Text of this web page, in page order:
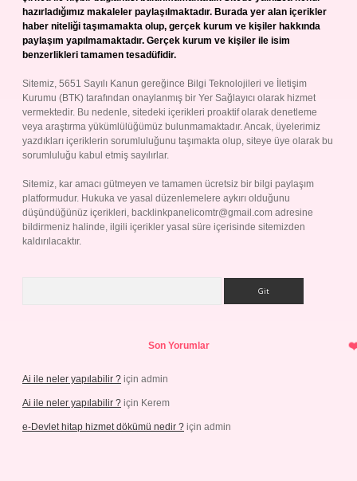
hazırladığımız makaleler paylaşılmaktadır. Burada yer alan içerikler
haber niteliği taşımamakta olup, gerçek kurum ve kişiler hakkında
paylaşım yapılmamaktadır. Gerçek kurum ve kişiler ile isim
benzerlikleri tamamen tesadüfidir.
Sitemiz, 5651 Sayılı Kanun gereğince Bilgi Teknolojileri ve İletişim
Kurumu (BTK) tarafından onaylanmış bir Yer Sağlayıcı olarak hizmet
vermektedir. Bu nedenle, sitedeki içerikleri proaktif olarak denetleme
veya araştırma yükümlülüğümüz bulunmamaktadır. Ancak, üyelerimiz
yazdıkları içeriklerin sorumluluğunu taşımakta olup, siteye üye olarak bu
sorumluluğu kabul etmiş sayılırlar.
Sitemiz, kar amacı gütmeyen ve tamamen ücretsiz bir bilgi paylaşım
platformudur. Hukuka ve yasal düzenlemelere aykırı olduğunu
düşündüğünüz içerikleri, backlinkpanelicomtr@gmail.com adresine
bildirmeniz halinde, ilgili içerikler yasal süre içerisinde sitemizden
kaldırılacaktır.
Son Yorumlar
Ai ile neler yapılabilir ? için admin
Ai ile neler yapılabilir ? için Kerem
e-Devlet hitap hizmet dökümü nedir ? için admin